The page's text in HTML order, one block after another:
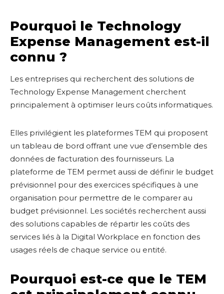
Pourquoi le Technology
Expense Management est-il
connu ?
Les entreprises qui recherchent des solutions de
Technology Expense Management cherchent
principalement à optimiser leurs coûts informatiques.
Elles privilégient les plateformes TEM qui proposent
un tableau de bord offrant une vue d’ensemble des
données de facturation des fournisseurs. La
plateforme de TEM permet aussi de définir le budget
prévisionnel pour des exercices spécifiques à une
organisation pour permettre de le comparer au
budget prévisionnel. Les sociétés recherchent aussi
des solutions capables de répartir les coûts des
services liés à la Digital Workplace en fonction des
usages réels de chaque service ou entité.
Pourquoi est-ce que le TEM